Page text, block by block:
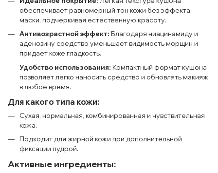
обеспечивает равномерный тон кожи без эффекта
маски, подчеркивая естественную красоту.
Антивозрастной эффект: Благодаря ниацинамиду и
аденозину средство уменьшает видимость морщин и
придаёт коже гладкость.
Удобство использования: Компактный формат кушона
позволяет легко наносить средство и обновлять макияж
в любое время.
Для какого типа кожи:
Сухая, нормальная, комбинированная и чувствительная
кожа.
Подходит для жирной кожи при дополнительной
фиксации пудрой.
Активные ингредиенты: